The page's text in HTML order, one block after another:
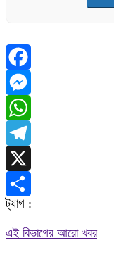
Facebook
Messenger
WhatsApp
Telegram
X
Share
ট্যাগ :
এই বিভাগের আরো খবর